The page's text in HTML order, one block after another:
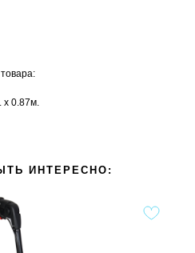
x 0.87м.
ИНТЕРЕСНО: